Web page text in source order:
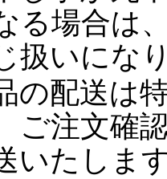
る場合は
扱いにな
の配送は
ご注文確
いたしま